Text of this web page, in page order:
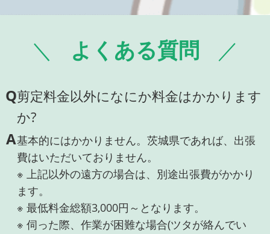
よくある質問
Q剪定料金以外になにか料金はかかります
か?
A基本的にはかかりません。茨城県であれば、出張
費はいただいておりません。
※ 上記以外の遠方の場合は、別途出張費がかかり
ます。
※ 最低料金総額3,000円～となります。
※ 伺った際、作業が困難な場合(ツタが絡んでい